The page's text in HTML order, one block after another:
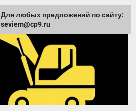
Для любых предложений по сайту:
seviem@cp9.ru